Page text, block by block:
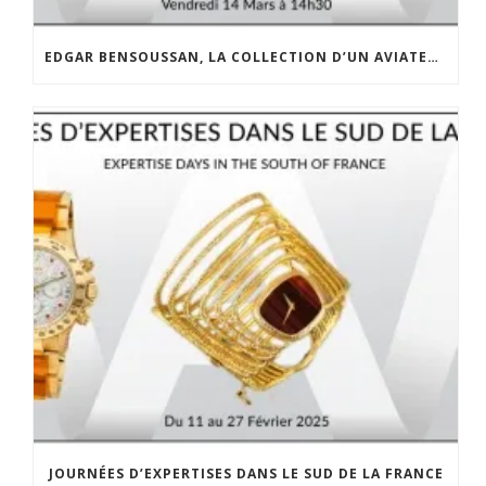
EDGAR BENSOUSSAN, LA COLLECTION D’UN AVIATEUR
JOURNÉES D’EXPERTISES DANS LE SUD DE LA FRANCE